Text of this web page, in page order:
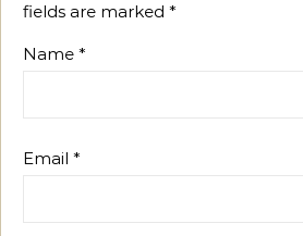
fields are marked *
Name *
Email *